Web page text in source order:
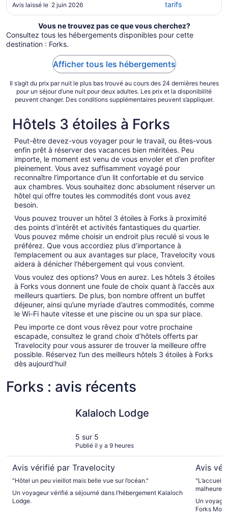
Avis laissé le 2 juin 2026 tarifs
Vous ne trouvez pas ce que vous cherchez?
Consultez tous les hébergements disponibles pour cette
destination : Forks.
Afficher tous les hébergements
Il s’agit du prix par nuit le plus bas trouvé au cours des 24 dernières heures
pour un séjour d’une nuit pour deux adultes. Les prix et la disponibilité
peuvent changer. Des conditions supplémentaires peuvent s’appliquer.
Hôtels 3 étoiles à Forks
Peut-être devez-vous voyager pour le travail, ou êtes-vous
enfin prêt à réserver des vacances bien méritées. Peu
importe, le moment est venu de vous envoler et d’en profiter
pleinement. Vous avez suffisamment voyagé pour
reconnaître l’importance d’un lit confortable et du service
aux chambres. Vous souhaitez donc absolument réserver un
hôtel qui offre toutes les commodités dont vous avez
besoin.
Vous pouvez trouver un hôtel 3 étoiles à Forks à proximité
des points d’intérêt et activités fantastiques du quartier.
Vous pouvez même choisir un endroit plus reculé si vous le
préférez. Que vous accordiez plus d’importance à
l’emplacement ou aux avantages sur place, Travelocity vous
aidera à dénicher l’hébergement qui vous convient.
Vous voulez des options? Vous en aurez. Les hôtels 3 étoiles
à Forks vous donnent une foule de choix quant à l’accès aux
meilleurs quartiers. De plus, bon nombre offrent un buffet
déjeuner, ainsi qu’une myriade d’autres commodités, comme
le Wi-Fi haute vitesse et une piscine ou un spa sur place.
Peu importe ce dont vous rêvez pour votre prochaine
escapade, consultez le grand choix d’hôtels offerts par
Travelocity pour vous assurer de trouver la meilleure offre
possible. Réservez l’un des meilleurs hôtels 3 étoiles à Forks
dès aujourd’hui!
Forks : avis récents
Kalaloch Lodge
5 sur 5
Publié il y a 9 heures
Avis vérifié par Travelocity
"Hôtel un peu vieillot mais belle vue sur l’océan."
Un voyageur vérifié a séjourné dans l’hébergement Kalaloch
Lodge.
Avis
"L’accueil
à qq
Un
Forks